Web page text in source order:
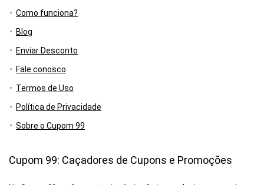
Como funciona?
Blog
Enviar Desconto
Fale conosco
Termos de Uso
Política de Privacidade
Sobre o Cupom 99
Cupom 99: Caçadores de Cupons e Promoções